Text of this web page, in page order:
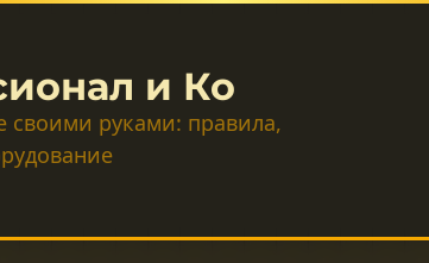
и Ко
своими руками: правила,